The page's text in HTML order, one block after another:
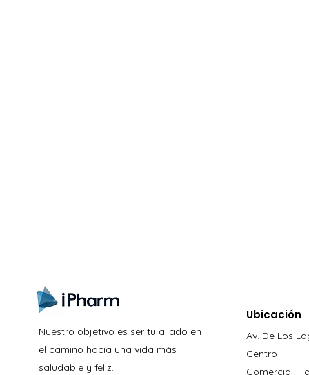
Nuestro objetivo es ser tu aliado en
el camino hacia una vida más
saludable y feliz.
Ubicación
Av. De Los
Centro
Comercial